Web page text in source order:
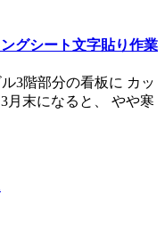
グシート文字貼り作業
3階部分の看板に カッ
月末になると、 やや寒